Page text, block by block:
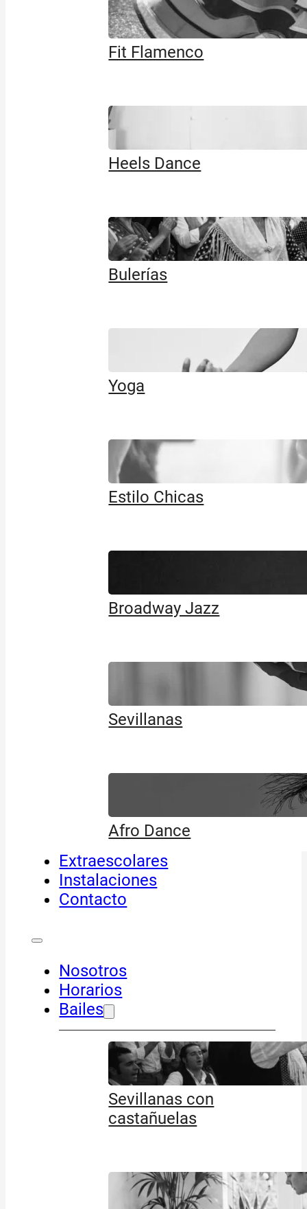
Fit Flamenco
Heels Dance
Bulerías
Yoga
Estilo Chicas
Broadway Jazz
Sevillanas
Afro Dance
Extraescolares
Instalaciones
Contacto
Nosotros
Horarios
Bailes
Sevillanas con
castañuelas